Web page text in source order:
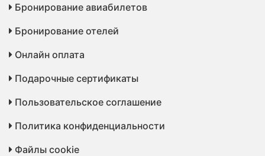
Бронирование авиабилетов
Бронирование отелей
Онлайн оплата
Подарочные сертификаты
Пользовательское соглашение
Политика конфиденциальности
Файлы cookie